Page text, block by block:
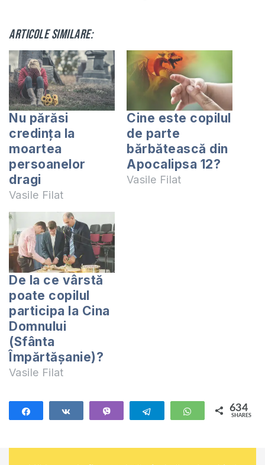
Articole similare:
Nu părăsi
credința la
moartea
persoanelor
dragi
Vasile Filat
Cine este copilul
de parte
bărbătească din
Apocalipsa 12?
Vasile Filat
De la ce vârstă
poate copilul
participa la Cina
Domnului
(Sfânta
Împărtășanie)?
Vasile Filat
Telegram WhatsApp
634
SHARES